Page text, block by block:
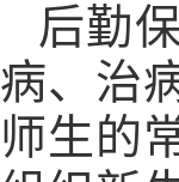
后勤
病、治
师生的